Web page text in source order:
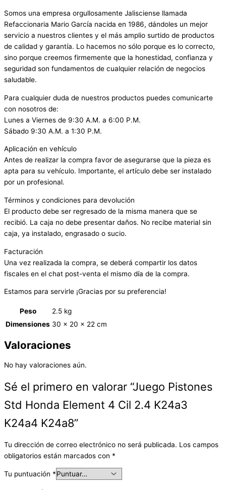
Somos una empresa orgullosamente Jalisciense llamada
Refaccionaria Mario García nacida en 1986, dándoles un mejor
servicio a nuestros clientes y el más amplio surtido de productos
de calidad y garantía. Lo hacemos no sólo porque es lo correcto,
sino porque creemos firmemente que la honestidad, confianza y
seguridad son fundamentos de cualquier relación de negocios
saludable.
Para cualquier duda de nuestros productos puedes comunicarte
con nosotros de:
Lunes a Viernes de 9:30 A.M. a 6:00 P.M.
Sábado 9:30 A.M. a 1:30 P.M.
Aplicación en vehículo
Antes de realizar la compra favor de asegurarse que la pieza es
apta para su vehículo. Importante, el artículo debe ser instalado
por un profesional.
Términos y condiciones para devolución
El producto debe ser regresado de la misma manera que se
recibió. La caja no debe presentar daños. No recibe material sin
caja, ya instalado, engrasado o sucio.
Facturación
Una vez realizada la compra, se deberá compartir los datos
fiscales en el chat post-venta el mismo día de la compra.
Estamos para servirle ¡Gracias por su preferencia!
Peso
2.5 kg
Dimensiones 30 × 20 × 22 cm
Valoraciones
No hay valoraciones aún.
Sé el primero en valorar “Juego Pistones
Std Honda Element 4 Cil 2.4 K24a3
K24a4 K24a8”
Tu dirección de correo electrónico no será publicada. Los campos
obligatorios están marcados con *
Tu puntuación *